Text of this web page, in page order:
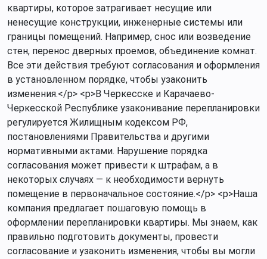
квартиры, которое затрагивает несущие или
ненесущие конструкции, инженерные системы или
границы помещений. Например, снос или возведение
стен, перенос дверных проемов, объединение комнат.
Все эти действия требуют согласования и оформления
в установленном порядке, чтобы узаконить
изменения.</p> <p>В Черкесске и Карачаево-
Черкесской Республике узаконивание перепланировки
регулируется Жилищным кодексом РФ,
постановлениями Правительства и другими
нормативными актами. Нарушение порядка
согласования может привести к штрафам, а в
некоторых случаях — к необходимости вернуть
помещение в первоначальное состояние.</p> <p>Наша
компания предлагает пошаговую помощь в
оформлении перепланировки квартиры. Мы знаем, как
правильно подготовить документы, провести
согласование и узаконить изменения, чтобы вы могли